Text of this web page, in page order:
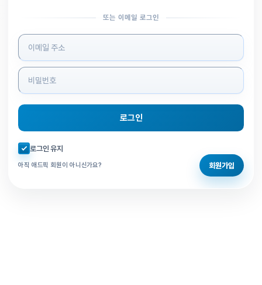
또는 이메일 로그인
로그인 정보 입력
로그인
자동로그인 체크
로그인 유지
아직 애드픽 회원이 아니신가요? 회원가입